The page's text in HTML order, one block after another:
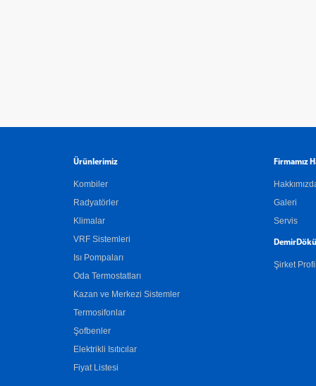
Ürünlerimiz
Kombiler
Radyatörler
Klimalar
VRF Sistemleri
Isı Pompaları
Oda Termostatları
Kazan ve Merkezi Sistemler
Termosifonlar
Şofbenler
Elektrikli Isıtıcılar
Fiyat Listesi
Firmamız
Galeri
Servis
Şirket